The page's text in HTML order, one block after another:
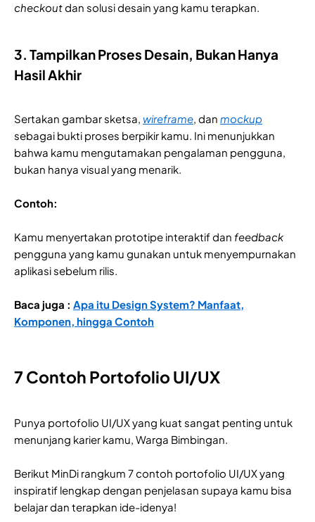
checkoutdan solusi desain yang kamu terapkan.
3. Tampilkan Proses Desain, Bukan Hanya
Hasil Akhir
Sertakan gambar sketsa, wireframe, dan mockup
sebagai bukti proses berpikir kamu. Ini menunjukkan
bahwa kamu mengutamakan pengalaman pengguna,
bukan hanya visual yang menarik.
Contoh:
Kamu menyertakan prototipe interaktif dan feedback
pengguna yang kamu gunakan untuk menyempurnakan
aplikasi sebelum rilis.
Baca juga : Apa itu Design System? Manfaat,
Komponen, hingga Contoh
7 Contoh Portofolio UI/UX
Punya portofolio UI/UX yang kuat sangat penting untuk
menunjang karier kamu, Warga Bimbingan.
Berikut MinDi rangkum 7 contoh portofolio UI/UX yang
inspiratif lengkap dengan penjelasan supaya kamu bisa
belajar dan terapkan ide-idenya!